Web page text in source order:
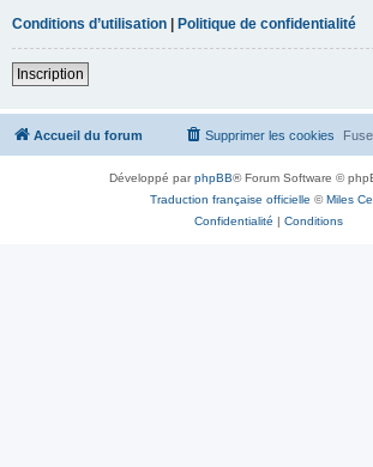
Conditions d’utilisation | Politique de confidentialité
Inscription
Accueil du forum Supprimer les cookies
Développé parphpBB® Forum Software ©
Traduction française officielle ©Miles
Confidentialité | Conditions